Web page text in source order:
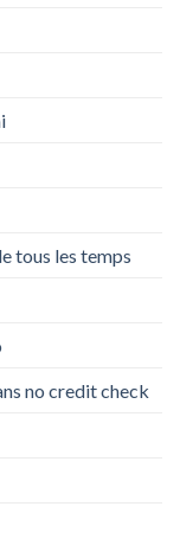
tous les temps
no credit check